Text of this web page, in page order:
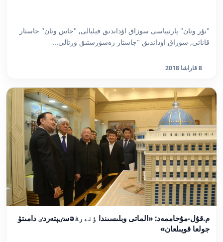
"نۇر وتان" پارتيياسى سوزاق اۋداندىق فيليالى, "جاس وتان" جاستار
قاناتى, سوزاق اۋداندىق "جاستار رەسۋرستىق ورتالى...
8 قاراشا 2018
م.قۇل-مۇحاممەد: «الماتى وبلىسىندا ٶنەركəسٸپتەردٸ دامىتۋ
جولعا قويىلعان»